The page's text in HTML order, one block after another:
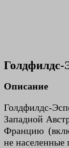
Голдфилдс-
Описание
Голдфилдс-
Западной
Францию
не населенные